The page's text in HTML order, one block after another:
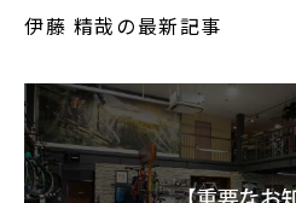
伊藤 精哉の最新記事